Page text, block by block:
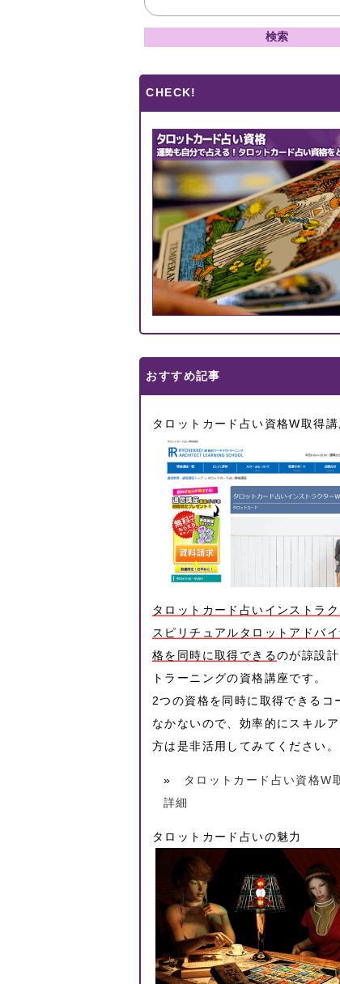
CHECK!
おすすめ記事
タロットカード占い資格W取得講
タロットカード占いインストラ
スピリチュアルタロットアドバ
格を同時に取得できるのが諒設
トラーニングの資格講座です。
2つの資格を同時に取得できるコ
なかないので、効率的にスキル
方は是非活用してみてください。
»
タロットカード占い資格W
詳細
タロットカード占いの魅力